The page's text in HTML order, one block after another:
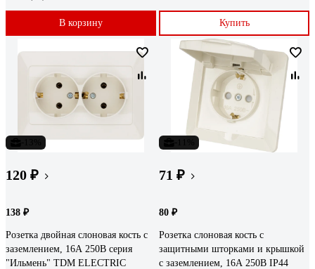
В корзину Купить
120 ₽
138 ₽
Розетка двойная слоновая кость с
заземлением, 16А 250В серия
"Ильмень" TDM ELECTRIC
71 ₽
80 ₽
Розетка слоновая кость с
защитными шторками и крышкой
с заземлением, 16А 250В IP44